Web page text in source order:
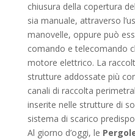
chiusura della copertura
sia manuale, attraverso
manovelle, oppure può
comando e telecomando
motore elettrico. La
strutture addossate più
canali di raccolta
inserite nelle strutture di
sistema di scarico
Al giorno d’oggi, le